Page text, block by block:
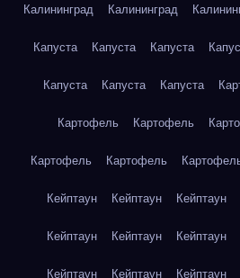
Калининград Калининград
Капуста Капуста Капуста
Капуста Капуста Капуста
Картофель Картофель
Картофель Картофель
Кейптаун Кейптаун Кейптаун
Кейптаун Кейптаун Кейптаун
Кейптаун Кейптаун Кейптаун